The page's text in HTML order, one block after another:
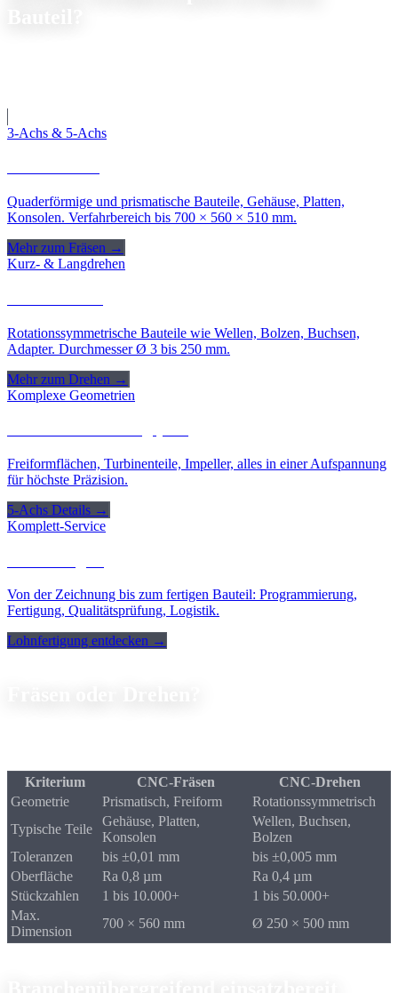
3-Achs & 5-Achs
Quaderförmige und prismatische Bauteile, Gehäuse, Platten,
Konsolen. Verfahrbereich bis 700 × 560 × 510 mm.
Mehr zum Fräsen →
Kurz- & Langdrehen
Rotationssymmetrische Bauteile wie Wellen, Bolzen, Buchsen,
Adapter. Durchmesser Ø 3 bis 250 mm.
Mehr zum Drehen →
Komplexe Geometrien
Freiformflächen, Turbinenteile, Impeller, alles in einer Aufspannung
für höchste Präzision.
5-Achs Details →
Komplett-Service
Von der Zeichnung bis zum fertigen Bauteil: Programmierung,
Fertigung, Qualitätsprüfung, Logistik.
Lohnfertigung entdecken →
Kriterium CNC-Fräsen
CNC-Drehen
Geometrie
Prismatisch, Freiform
Rotationssymmetrisch
Typische Teile
Gehäuse, Platten,
Konsolen
Wellen, Buchsen,
Bolzen
Toleranzen
bis ±0,01 mm
bis ±0,005 mm
Oberfläche
Ra 0,8 µm
Ra 0,4 µm
Stückzahlen
1 bis 10.000+
1 bis 50.000+
Max.
Dimension
700 × 560 mm
Ø 250 × 500 mm